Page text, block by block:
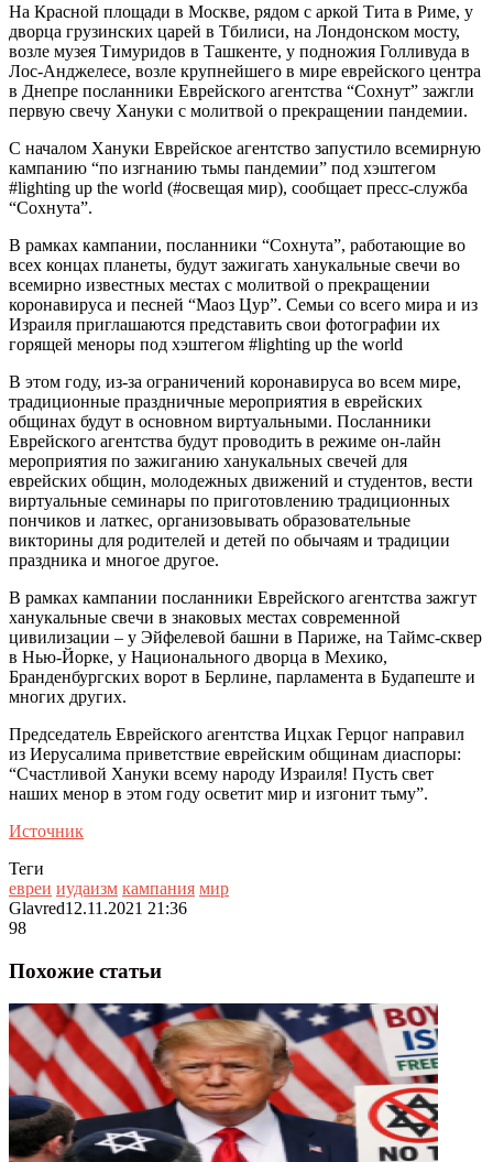
На Красной площади в Москве, рядом с аркой Тита в Риме, у
дворца грузинских царей в Тбилиси, на Лондонском мосту,
возле музея Тимуридов в Ташкенте, у подножия Голливуда в
Лос-Анджелесе, возле крупнейшего в мире еврейского центра
в Днепре посланники Еврейского агентства “Сохнут” зажгли
первую свечу Хануки с молитвой о прекращении пандемии.
С началом Хануки Еврейское агентство запустило всемирную
кампанию “по изгнанию тьмы пандемии” под хэштегом
#lighting up the world (#освещая мир), сообщает пресс-служба
“Сохнута”.
В рамках кампании, посланники “Сохнута”, работающие во
всех концах планеты, будут зажигать ханукальные свечи во
всемирно известных местах с молитвой о прекращении
коронавируса и песней “Маоз Цур”. Семьи со всего мира и из
Израиля приглашаются представить свои фотографии их
горящей меноры под хэштегом #lighting up the world
В этом году, из-за ограничений коронавируса во всем мире,
традиционные праздничные мероприятия в еврейских
общинах будут в основном виртуальными. Посланники
Еврейского агентства будут проводить в режиме он-лайн
мероприятия по зажиганию ханукальных свечей для
еврейских общин, молодежных движений и студентов, вести
виртуальные семинары по приготовлению традиционных
пончиков и латкес, организовывать образовательные
викторины для родителей и детей по обычаям и традиции
праздника и многое другое.
В рамках кампании посланники Еврейского агентства зажгут
ханукальные свечи в знаковых местах современной
цивилизации – у Эйфелевой башни в Париже, на Таймс-сквер
в Нью-Йорке, у Национального дворца в Мехико,
Бранденбургских ворот в Берлине, парламента в Будапеште и
многих других.
Председатель Еврейского агентства Ицхак Герцог направил
из Иерусалима приветствие еврейским общинам диаспоры:
“Счастливой Хануки всему народу Израиля! Пусть свет
наших менор в этом году осветит мир и изгонит тьму”.
Источник
Теги
евреи иудаизм кампания мир
Glavred12.11.2021 21:36
98
Похожие статьи